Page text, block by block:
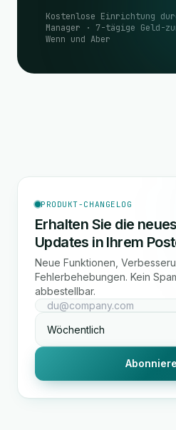
Kostenlose Einrichtung
Manager · 7-tägige Geld-
Wenn und Aber
PRODUKT-CHANGELOG
Erhalten Sie die
Updates in Ihrem
Neue Funktionen,
Fehlerbehebungen. Kein
abbestellbar.